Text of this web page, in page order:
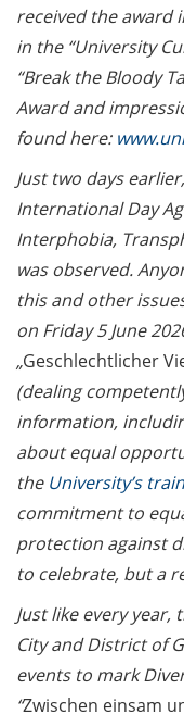
received the award
in the “University
“Break the Bloody
Award and
found here:
Just two days
International Day
Interphobia,
was observed.
this and other
on Friday 5 June
„Geschlechtlicher
(dealing
information,
about equal
the University’s
commitment to
protection against
to celebrate, but a
Just like every
City and District of
events to mark
“Zwischen einsam